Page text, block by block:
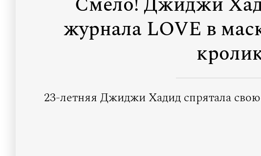
журнала LOVE в
23-летняя Джиджи Хадид спрятала